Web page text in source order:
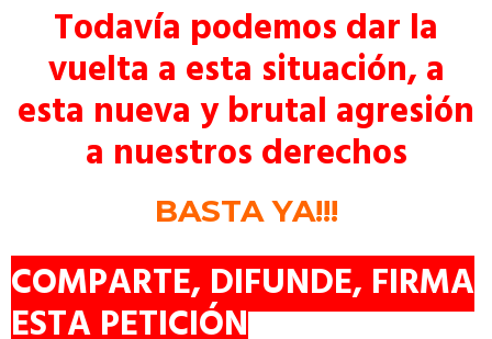
Todavía podemos dar la
vuelta a esta situación, a
esta nueva y brutal agresión
a nuestros derechos
BASTA YA!!!
COMPARTE, DIFUNDE, FIRMA
ESTA PETICIÓN